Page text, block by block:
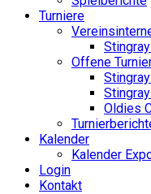
Turniere
Offene
Oldies
Kalender
Kalender
Login
Kontakt